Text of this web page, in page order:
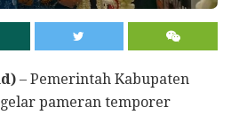
– Pemerintah Kabupaten
pameran temporer